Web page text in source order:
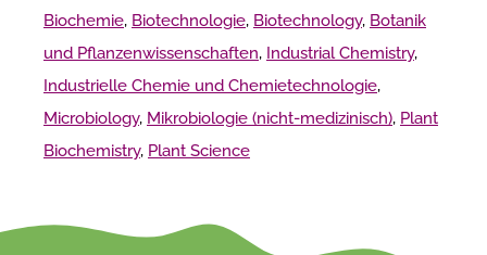
Biochemie, Biotechnologie, Biotechnology, Botanik
und Pflanzenwissenschaften, Industrial Chemistry,
Industrielle Chemie und Chemietechnologie,
Microbiology, Mikrobiologie (nicht-medizinisch), Plant
Biochemistry, Plant Science